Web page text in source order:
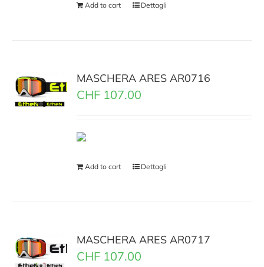
Add to cart Dettagli
MASCHERA ARES AR0716
CHF 107.00
Add to cart Dettagli
MASCHERA ARES AR0717
CHF 107.00